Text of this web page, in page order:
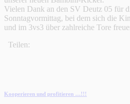
Vielen Dank an den SV Deutz 05 für
Sonntagvormittag, bei dem sich die
und im 3vs3 über zahlreiche Tore
Teilen:
Beitragsnavigation
vorherigen
Kooperieren und profitieren …!!!